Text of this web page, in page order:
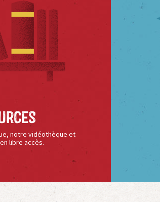
notre vidéothèque et
libre accès.